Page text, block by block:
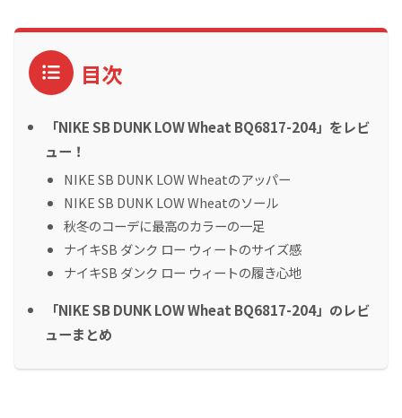
目次
「NIKE SB DUNK LOW Wheat BQ6817-204」をレビ
ュー！
NIKE SB DUNK LOW Wheatのアッパー
NIKE SB DUNK LOW Wheatのソール
秋冬のコーデに最高のカラーの一足
ナイキSB ダンク ロー ウィートのサイズ感
ナイキSB ダンク ロー ウィートの履き心地
「NIKE SB DUNK LOW Wheat BQ6817-204」のレビ
ューまとめ